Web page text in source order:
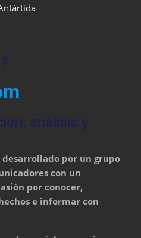
análisis y
por un grupo
con un
por conocer,
e informar con